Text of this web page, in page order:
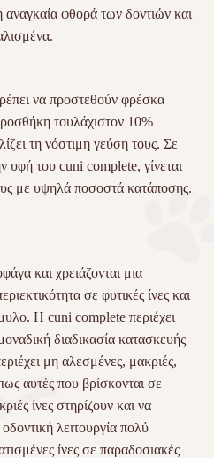
φθορά των δοντιών και
να προστεθούν φρέσκα
τουλάχιστον 10%
τη νόστιμη γεύση τους. Σε
υφή του cuni complete, γίνεται
με υψηλά ποσοστά κατάποσης.
και χρειάζονται μια
σε φυτικές ίνες και
Η cuni complete περιέχει
διαδικασία κατασκευής
μη αλεσμένες, μακριές,
αυτές που βρίσκονται σε
ίνες στηρίζουν και να
λειτουργία πολύ
ίνες σε παραδοσιακές